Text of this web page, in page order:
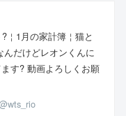
￤1月の家計簿￤猫と
だけどレオンくんに
す? 動画よろしくお願